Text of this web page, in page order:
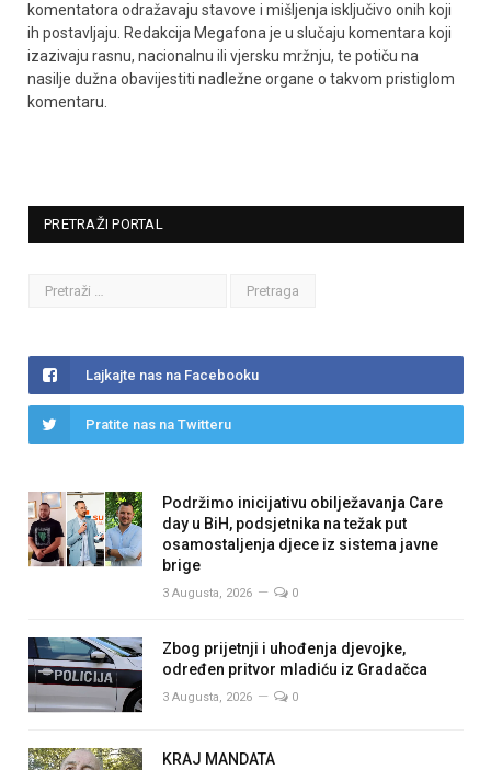
komentatora odražavaju stavove i mišljenja isključivo onih koji
ih postavljaju. Redakcija Megafona je u slučaju komentara koji
izazivaju rasnu, nacionalnu ili vjersku mržnju, te potiču na
nasilje dužna obavijestiti nadležne organe o takvom pristiglom
komentaru.
PRETRAŽI PORTAL
Lajkajte nas na Facebooku
Pratite nas na Twitteru
Podržimo inicijativu obilježavanja Care
day u BiH, podsjetnika na težak put
osamostaljenja djece iz sistema javne
brige
3 Augusta, 2026 0
Zbog prijetnji i uhođenja djevojke,
određen pritvor mladiću iz Gradačca
3 Augusta, 2026 0
KRAJ MANDATA